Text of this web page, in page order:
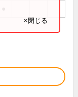
×閉じる